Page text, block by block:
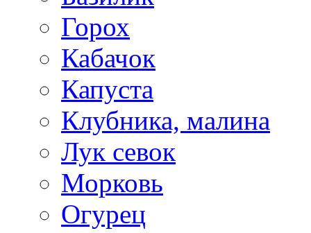
Горох
Кабачок
Капуста
Клубника, малина
Лук севок
Морковь
Огурец